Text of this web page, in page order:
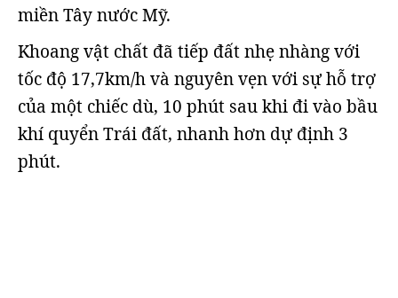
miền Tây nước Mỹ.
Khoang vật chất đã tiếp đất nhẹ nhàng với
tốc độ 17,7km/h và nguyên vẹn với sự hỗ trợ
của một chiếc dù, 10 phút sau khi đi vào bầu
khí quyển Trái đất, nhanh hơn dự định 3
phút.